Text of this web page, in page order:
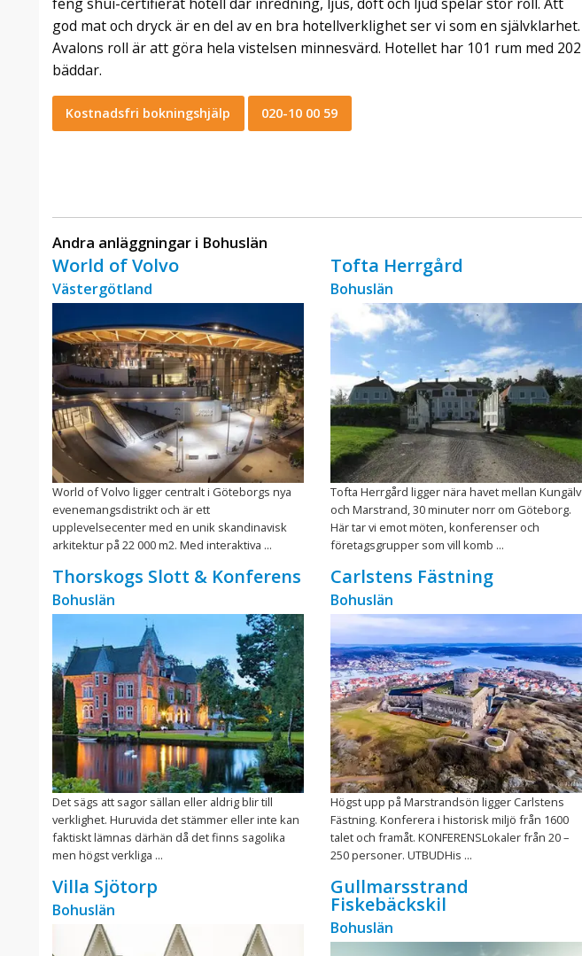
god mat och dryck är en del av en bra hotellverklighet ser vi som en självklarhet.
Avalons roll är att göra hela vistelsen minnesvärd. Hotellet har 101 rum med 202
bäddar.
Kostnadsfri bokningshjälp 020-10 00 59
Andra anläggningar i Bohuslän
World of Volvo
Västergötland
World of Volvo ligger centralt i Göteborgs nya
evenemangsdistrikt och är ett
upplevelsecenter med en unik skandinavisk
arkitektur på 22 000 m2. Med interaktiva ...
Thorskogs Slott & Konferens
Bohuslän
Det sägs att sagor sällan eller aldrig blir till
verklighet. Huruvida det stämmer eller inte kan
faktiskt lämnas därhän då det finns sagolika
men högst verkliga ...
Villa Sjötorp
Bohuslän
Tofta Herrgård
Bohuslän
Tofta Herrgård ligger nära havet mellan Kungälv
och Marstrand, 30 minuter norr om Göteborg.
Här tar vi emot möten, konferenser och
företagsgrupper som vill komb ...
Carlstens Fästning
Bohuslän
Högst upp på Marstrandsön ligger Carlstens
Fästning. Konferera i historisk miljö från 1600
talet och framåt. KONFERENSLokaler från 20 –
250 personer. UTBUDHis ...
Gullmarsstrand
Fiskebäckskil
Bohuslän